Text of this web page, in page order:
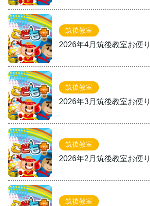
筑後教室
2026年4月筑後教室お便り
筑後教室
2026年3月筑後教室お便り
筑後教室
2026年2月筑後教室お便り
筑後教室